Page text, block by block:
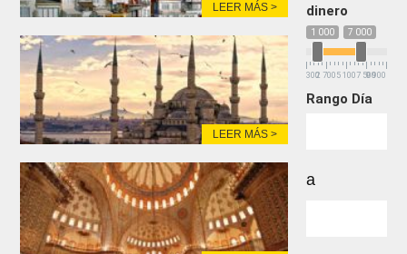
LEER MÁS >
LEER MÁS >
dinero
1 000 7 000
3002 700 5 100 7 5009 900
Rango Día
a